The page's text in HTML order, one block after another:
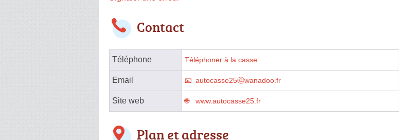
Contact
Téléphone Téléphoner à la casse
Email autocasse25ⓐwanadoo.fr
Site web www.autocasse25.fr
Plan et adresse